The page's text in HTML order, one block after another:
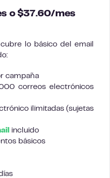
o $37.60/mes
lo básico del email
campaña
correos electrónicos
ilimitadas (sujetas
incluido
básicos